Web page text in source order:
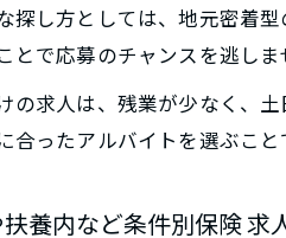
探し方としては、地元密着
とで応募のチャンスを逃し
の求人は、残業が少なく、
合ったアルバイトを選ぶこと
養内など条件別保険 求